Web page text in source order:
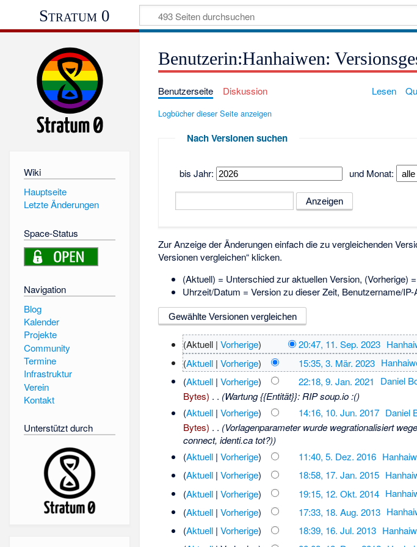
Stratum 0
Wiki
Hauptseite
Letzte Änderungen
Space-Status
Navigation
Blog
Kalender
Projekte
Community
Termine
Infrastruktur
Verein
Kontakt
Unterstützt durch
Benutzerin:Hanhaiwen:
Benutzerseite Diskussion Lesen
Logbücher dieser Seite anzeigen
Nach Versionen suchen
bis Jahr: und Monat:
Zur Anzeige der Änderungen einfach die zu vergleichenden
Versionen vergleichen“ klicken.
(Aktuell) = Unterschied zur aktuellen Version, (Vorherige)
Uhrzeit/Datum = Version zu dieser Zeit, Benutzername/
(Aktuell |Vorherige) 20:47, 11. Sep. 2023‎
(Aktuell |Vorherige) 15:35, 3. Mär. 2023‎
(Aktuell |Vorherige) 22:18, 9. Jan. 2021 Daniel
Bytes) . . (Wartung {{Entität}}: RIP soup.io :()
(Aktuell |Vorherige) 14:16, 10. Jun. 2017‎ Daniel
Bytes) . . (Vorlagenparameter wurde wegrationalisiert
connect, identi.ca tot?))
(Aktuell |Vorherige) 11:40, 5. Dez. 2016‎
(Aktuell |Vorherige) 18:58, 17. Jan. 2015‎
(Aktuell |Vorherige) 19:15, 12. Okt. 2014‎
(Aktuell |Vorherige) 17:33, 18. Aug. 2013‎
(Aktuell |Vorherige) 18:39, 16. Jul. 2013‎